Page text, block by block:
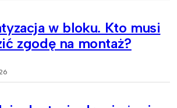
w bloku. Kto musi
zgodę na montaż?